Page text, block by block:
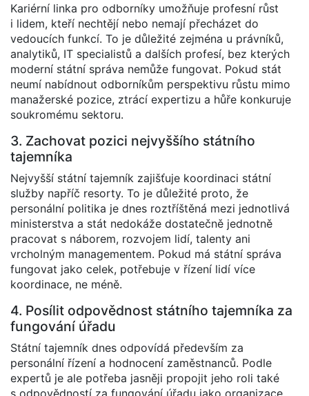
Kariérní linka pro odborníky umožňuje profesní růst
i lidem, kteří nechtějí nebo nemají přecházet do
vedoucích funkcí. To je důležité zejména u právníků,
analytiků, IT specialistů a dalších profesí, bez kterých
moderní státní správa nemůže fungovat. Pokud stát
neumí nabídnout odborníkům perspektivu růstu mimo
manažerské pozice, ztrácí expertizu a hůře konkuruje
soukromému sektoru.
3. Zachovat pozici nejvyššího státního
tajemníka
Nejvyšší státní tajemník zajišťuje koordinaci státní
služby napříč resorty. To je důležité proto, že
personální politika je dnes roztříštěná mezi jednotlivá
ministerstva a stát nedokáže dostatečně jednotně
pracovat s náborem, rozvojem lidí, talenty ani
vrcholným managementem. Pokud má státní správa
fungovat jako celek, potřebuje v řízení lidí více
koordinace, ne méně.
4. Posílit odpovědnost státního tajemníka za
fungování úřadu
Státní tajemník dnes odpovídá především za
personální řízení a hodnocení zaměstnanců. Podle
expertů je ale potřeba jasněji propojit jeho roli také
s odpovědností za fungování úřadu jako organizace.